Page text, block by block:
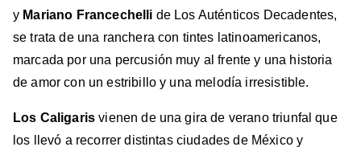
y Mariano Francechelli de Los Auténticos Decadentes,
se trata de una ranchera con tintes latinoamericanos,
marcada por una percusión muy al frente y una historia
de amor con un estribillo y una melodía irresistible.
Los Caligarisvienen de una gira de verano triunfal que
los llevó a recorrer distintas ciudades de México y